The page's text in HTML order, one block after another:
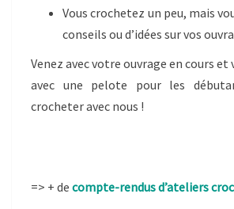
Vous crochetez un peu, mais
conseils ou d’idées sur vos
Venez avec votre ouvrage en cours et
avec une pelote pour les
crocheter avec nous !
=> + de compte-rendus d’ateliers